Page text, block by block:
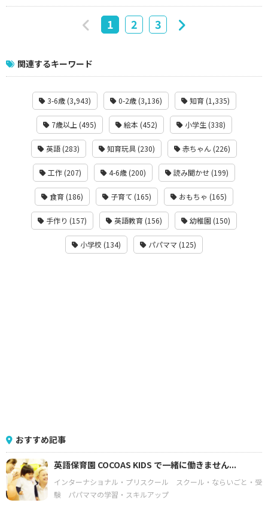
1 2 3
関連するキーワード
3-6歳 (3,943) 0-2歳 (3,136) 知育 (1,335)
7歳以上 (495) 絵本 (452) 小学生 (338)
英語 (283) 知育玩具 (230) 赤ちゃん (226)
工作 (207) 4-6歳 (200) 読み聞かせ (199)
食育 (186) 子育て (165) おもちゃ (165)
手作り (157) 英語教育 (156) 幼稚園 (150)
小学校 (134) パパママ (125)
おすすめ記事
英語保育園 COCOAS KIDS で一緒に働きません...
インターナショナル・プリスクール
スクール・ならいごと・受
験
パパママの学習・スキルアップ